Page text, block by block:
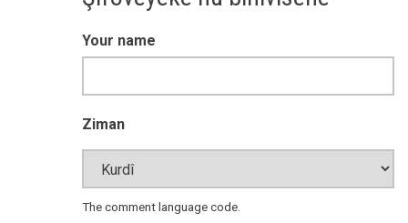
Your name
Ziman
The comment language code.